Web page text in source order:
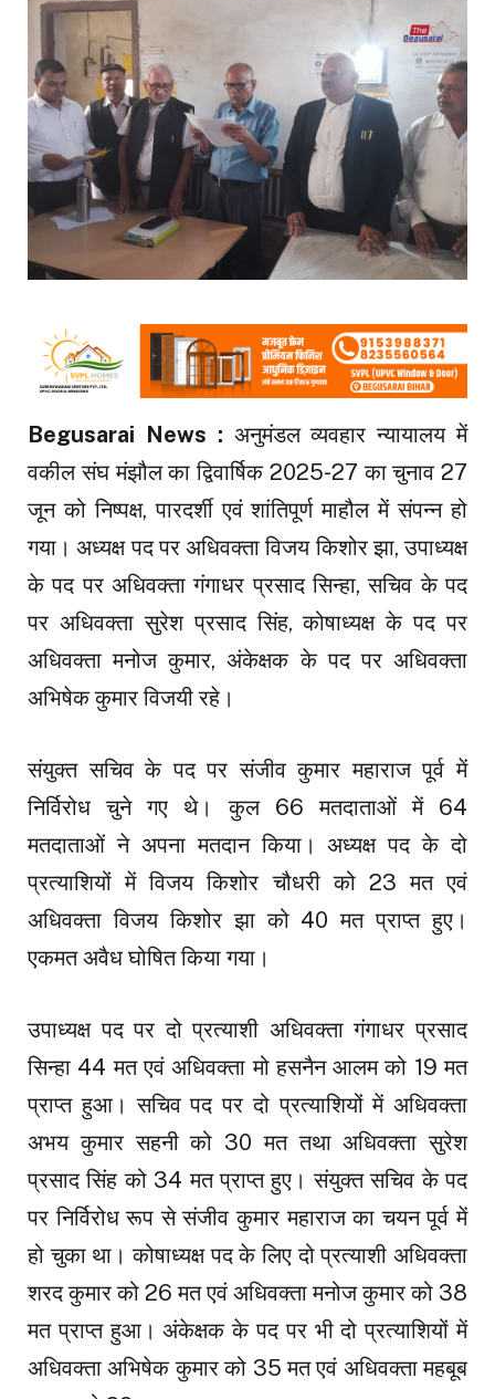
Begusarai News : अनुमंडल व्यवहार न्यायालय में
वकील संघ मंझौल का द्विवार्षिक 2025-27 का चुनाव 27
जून को निष्पक्ष, पारदर्शी एवं शांतिपूर्ण माहौल में संपन्न हो
गया। अध्यक्ष पद पर अधिवक्ता विजय किशोर झा, उपाध्यक्ष
के पद पर अधिवक्ता गंगाधर प्रसाद सिन्हा, सचिव के पद
पर अधिवक्ता सुरेश प्रसाद सिंह, कोषाध्यक्ष के पद पर
अधिवक्ता मनोज कुमार, अंकेक्षक के पद पर अधिवक्ता
अभिषेक कुमार विजयी रहे।
संयुक्त सचिव के पद पर संजीव कुमार महाराज पूर्व में
निर्विरोध चुने गए थे। कुल 66 मतदाताओं में 64
मतदाताओं ने अपना मतदान किया। अध्यक्ष पद के दो
प्रत्याशियों में विजय किशोर चौधरी को 23 मत एवं
अधिवक्ता विजय किशोर झा को 40 मत प्राप्त हुए।
एकमत अवैध घोषित किया गया।
उपाध्यक्ष पद पर दो प्रत्याशी अधिवक्ता गंगाधर प्रसाद
सिन्हा 44 मत एवं अधिवक्ता मो हसनैन आलम को 19 मत
प्राप्त हुआ। सचिव पद पर दो प्रत्याशियों में अधिवक्ता
अभय कुमार सहनी को 30 मत तथा अधिवक्ता सुरेश
प्रसाद सिंह को 34 मत प्राप्त हुए। संयुक्त सचिव के पद
पर निर्विरोध रूप से संजीव कुमार महाराज का चयन पूर्व में
हो चुका था। कोषाध्यक्ष पद के लिए दो प्रत्याशी अधिवक्ता
शरद कुमार को 26 मत एवं अधिवक्ता मनोज कुमार को 38
मत प्राप्त हुआ। अंकेक्षक के पद पर भी दो प्रत्याशियों में
अधिवक्ता अभिषेक कुमार को 35 मत एवं अधिवक्ता महबूब